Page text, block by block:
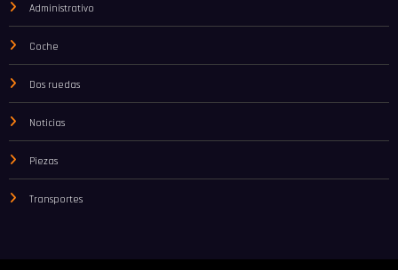
Administrativo
Coche
Dos ruedas
Noticias
Piezas
Transportes